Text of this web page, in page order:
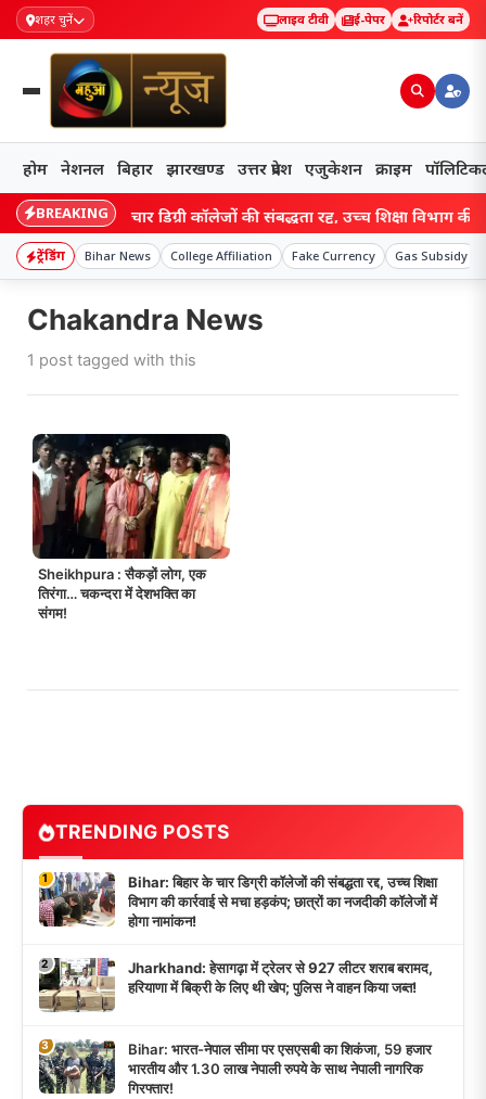
शहर चुनें लाइव टीवी ई-पेपर रिपोर्टर बनें
होम नेशनल बिहार झारखण्ड उत्तर प्रदेश एजुकेशन क्राइम
BREAKING
बिहार के चार डिग्री कॉलेजों की संबद्धता रद्द, उच्च शिक्षा विभाग की
ट्रेंडिंग Bihar News College Affiliation Fake Currency Gas Subsidy
Chakandra News
1 post tagged with this
Sheikhpura : सैकड़ों लोग, एक
तिरंगा… चकन्दरा में देशभक्ति का
संगम!
TRENDING POSTS
1
Bihar: बिहार के चार डिग्री कॉलेजों की संबद्धता रद्द, उच्च शिक्षा
विभाग की कार्रवाई से मचा हड़कंप; छात्रों का नजदीकी कॉलेजों में
होगा नामांकन!
2
Jharkhand: हेसागढ़ा में ट्रेलर से 927 लीटर शराब बरामद,
हरियाणा में बिक्री के लिए थी खेप; पुलिस ने वाहन किया जब्त!
3
Bihar: भारत-नेपाल सीमा पर एसएसबी का शिकंजा, 59 हजार
भारतीय और 1.30 लाख नेपाली रुपये के साथ नेपाली नागरिक
गिरफ्तार!